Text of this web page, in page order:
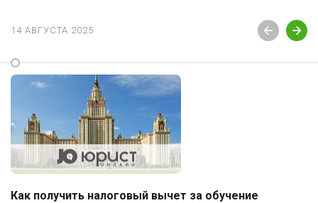
14 АВГУСТА 2025
Как получить налоговый вычет за обучение